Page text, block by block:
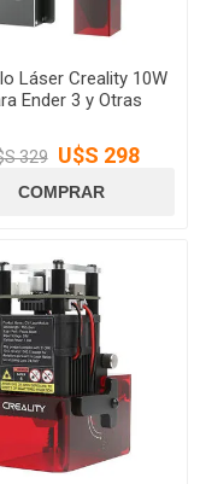
Láser Creality 10W
Ender 3 y Otras
329 U$S 298